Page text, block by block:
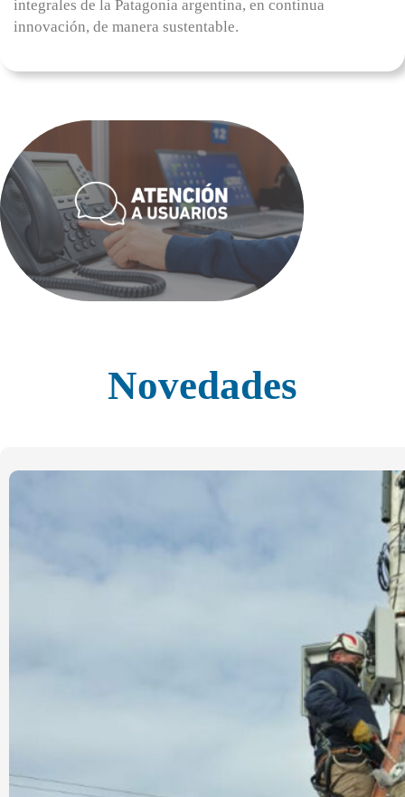
integrales de la Patagonia argentina, en continua
innovación, de manera sustentable.
Novedades